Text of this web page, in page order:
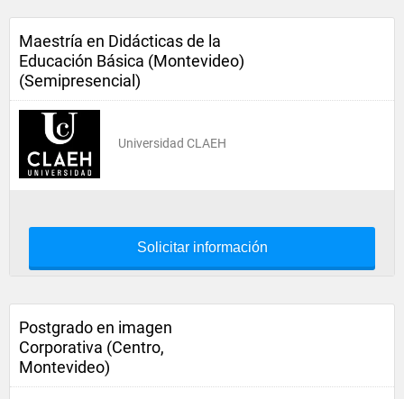
Maestría en Didácticas de la
Educación Básica (Montevideo)
(Semipresencial)
Universidad CLAEH
Solicitar información
Postgrado en imagen
Corporativa (Centro,
Montevideo)